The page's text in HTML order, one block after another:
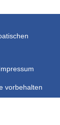
vorbehalten